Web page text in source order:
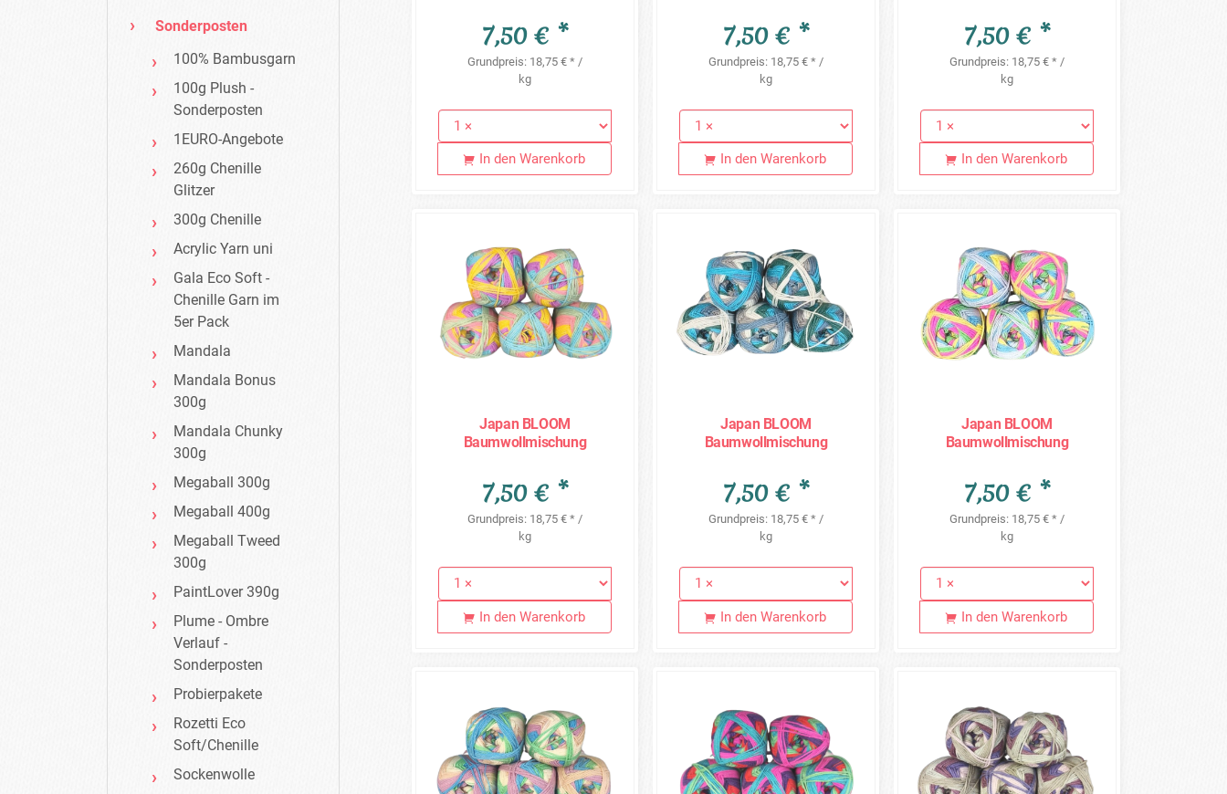
400g - JB01
7,50 € *
Grundpreis: 18,75 € * /
kg
In den Warenkorb
400g - JB02
7,50 € *
Grundpreis: 18,75 € * /
kg
In den Warenkorb
400g - JB04
7,50 € *
Grundpreis: 18,75 € * /
kg
In den Warenkorb
Japan BLOOM
Baumwollmischung
400g - JB05
7,50 € *
Grundpreis: 18,75 € * /
kg
In den Warenkorb
Japan BLOOM
Baumwollmischung
400g - JB06
7,50 € *
Grundpreis: 18,75 € * /
kg
In den Warenkorb
Japan BLOOM
Baumwollmischung
400g - JB07
7,50 € *
Grundpreis: 18,75 € * /
kg
In den Warenkorb
Sonderposten
100% Bambusgarn
100g Plush -
Sonderposten
1EURO-Angebote
260g Chenille
Glitzer
300g Chenille
Acrylic Yarn uni
Gala Eco Soft -
Chenille Garn im
5er Pack
Mandala
Mandala Bonus
300g
Mandala Chunky
300g
Megaball 300g
Megaball 400g
Megaball Tweed
300g
PaintLover 390g
Plume - Ombre
Verlauf -
Sonderposten
Probierpakete
Rozetti Eco
Soft/Chenille
Sockenwolle